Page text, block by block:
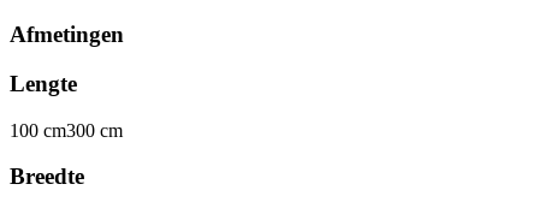
Afmetingen
Lengte
100 cm300 cm
Breedte